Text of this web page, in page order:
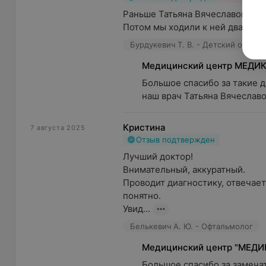
Промывание слёзных путей— это процедура,
может провести очищение и промывание путей,
Приём врача-офтальмолога
зрением или глазами, а также для
Что входит в первичный приём врача-
Сбор медицинской истории
(врач может
включая информацию о симптомах, ранее
прочих факторах, которые могут быть связаны со
(врач может провести тесты
Раньше Татьяна Вячеславовна
Потом мы ходили к ней два
Бурдукевич Т. В. - Детский
Медицинский центр
Большое спасибо за такие
наш врач Татьяна
7 августа 2025 Кристина
Отзыв подтвержден
Лучший доктор!
Внимательный, аккуратный.
Проводит диагностику,
понятно.
Увид...
Белькевич А. Ю. - Офтальмолог
Медицинский центр